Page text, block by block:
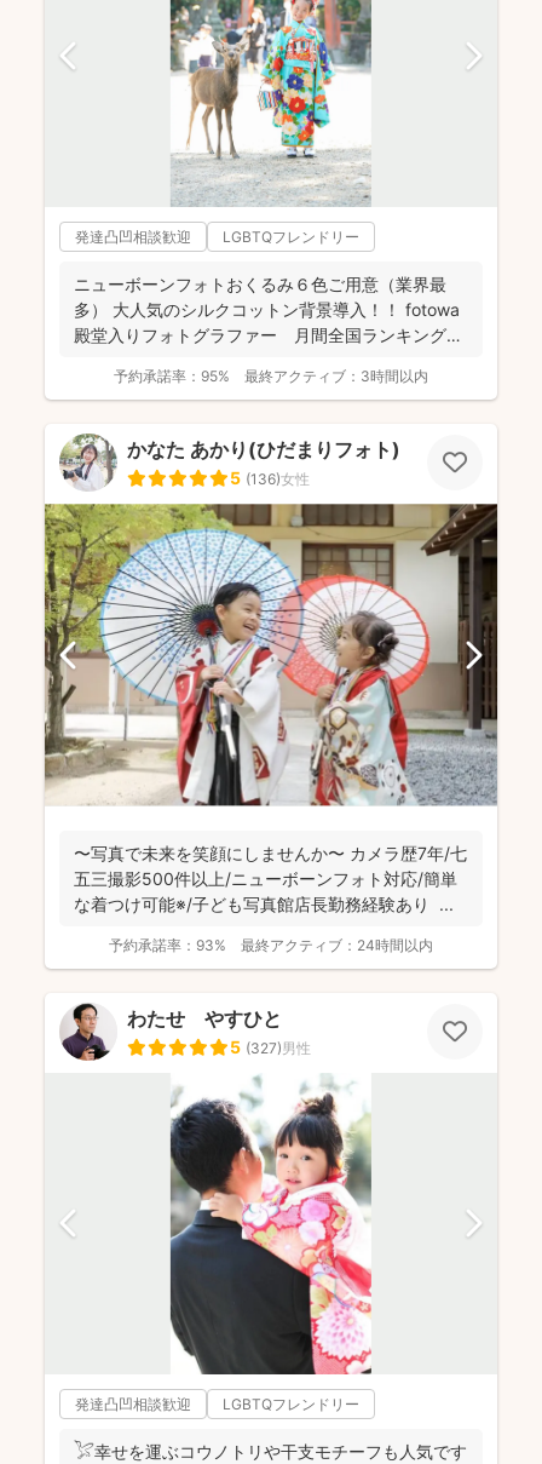
発達凸凹相談歓迎 LGBTQフレンドリー
ニューボーンフォトおくるみ６色ご用意（業界最
多） 大人気のシルクコットン背景導入！！ fotowa
殿堂入りフォトグラファー 月間全国ランキング１
予約承諾率： 95% 最終アクティブ： 3時間以内
かなた あかり(ひだまりフォト)
5 (136)女性
〜写真で未来を笑顔にしませんか〜 カメラ歴7年/七
五三撮影500件以上/ニューボーンフォト対応/簡単
な着つけ可能※/子ども写真館店長勤務経験あり ...
予約承諾率： 93% 最終アクティブ： 24時間以内
わたせ やすひと
5 (327)男性
発達凸凹相談歓迎 LGBTQフレンドリー
𓅯幸せを運ぶコウノトリや干支モチーフも人気です